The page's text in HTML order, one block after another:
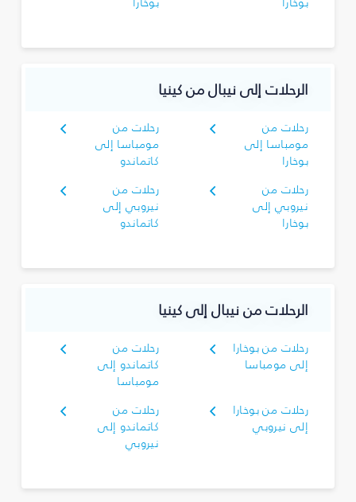
الرحلات إلى نيبال من كينيا
رحلات من
مومباسا إلى
بوخارا
رحلات من
مومباسا إلى
كاتماندو
رحلات من
نيروبي إلى
بوخارا
رحلات من
نيروبي إلى
كاتماندو
الرحلات من نيبال إلى كينيا
رحلات من بوخارا
إلى مومباسا
رحلات من
كاتماندو إلى
مومباسا
رحلات من بوخارا
إلى نيروبي
رحلات من
كاتماندو إلى
نيروبي